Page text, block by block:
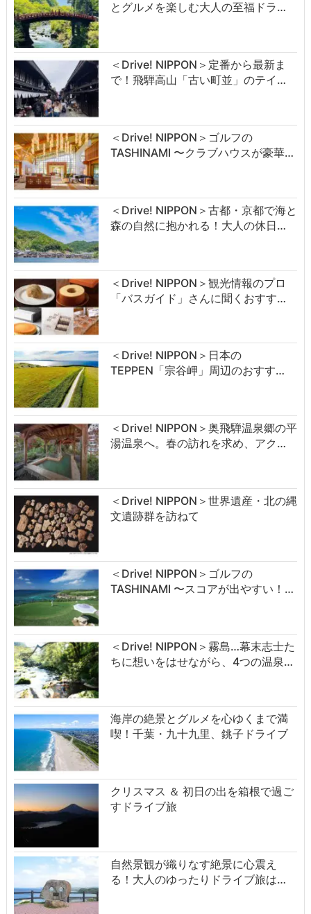
とグルメを楽しむ大人の至福ドラ…
＜Drive! NIPPON＞定番から最新ま
で！飛騨高山「古い町並」のテイ…
＜Drive! NIPPON＞ゴルフの
TASHINAMI 〜クラブハウスが豪華…
＜Drive! NIPPON＞古都・京都で海と
森の自然に抱かれる！大人の休日…
＜Drive! NIPPON＞観光情報のプロ
「バスガイド」さんに聞くおすす…
＜Drive! NIPPON＞日本の
TEPPEN「宗谷岬」周辺のおすす…
＜Drive! NIPPON＞奥飛騨温泉郷の平
湯温泉へ。春の訪れを求め、アク…
＜Drive! NIPPON＞世界遺産・北の縄
文遺跡群を訪ねて
＜Drive! NIPPON＞ゴルフの
TASHINAMI 〜スコアが出やすい！…
＜Drive! NIPPON＞霧島…幕末志士た
ちに想いをはせながら、4つの温泉…
海岸の絶景とグルメを心ゆくまで満
喫！千葉・九十九里、銚子ドライブ
クリスマス ＆ 初日の出を箱根で過ご
すドライブ旅
自然景観が織りなす絶景に心震え
る！大人のゆったりドライブ旅は…